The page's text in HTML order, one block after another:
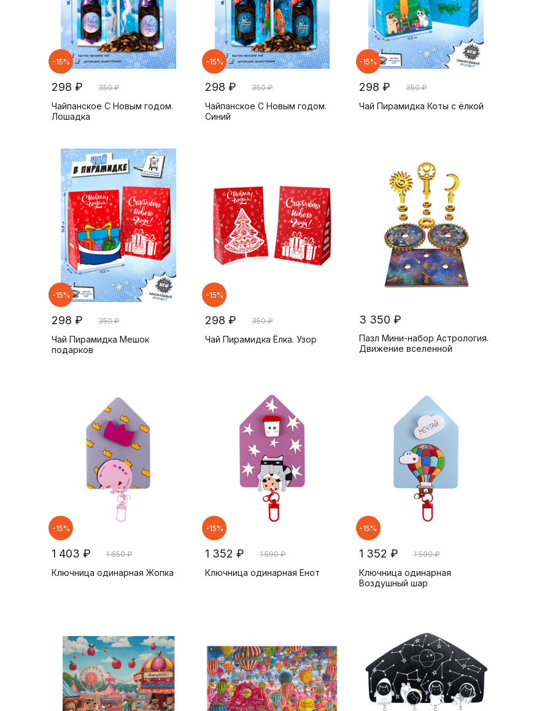
-15%
298 ₽ 350 ₽
Чайпанское С Новым годом.
Лошадка
-15%
298 ₽ 350 ₽
Чайпанское С Новым годом.
Синий
-15%
298 ₽ 350 ₽
Чай Пирамидка Коты с ёлкой
-15%
298 ₽ 350 ₽
Чай Пирамидка Мешок
подарков
-15%
298 ₽ 350 ₽
Чай Пирамидка Ёлка. Узор
3 350 ₽
Пазл Мини-набор Астрология.
Движение вселенной
-15%
1 403 ₽ 1 650 ₽
Ключница одинарная Жопка
-15%
1 352 ₽ 1 590 ₽
Ключница одинарная Енот
-15%
1 352 ₽ 1 590 ₽
Ключница одинарная
Воздушный шар